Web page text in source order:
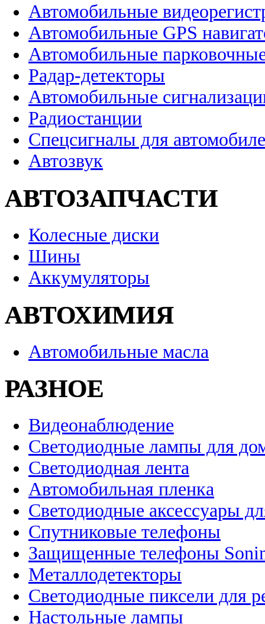
Автомобильные
Автомобильные GPS
Автомобильные
Радар-детекторы
Автомобильные
Радиостанции
Спецсигналы для
Автозвук
АВТОЗАПЧАСТИ
Колесные диски
Шины
Аккумуляторы
АВТОХИМИЯ
Автомобильные масла
РАЗНОЕ
Видеонаблюдение
Светодиодные лампы для
Светодиодная лента
Автомобильная пленка
Светодиодные аксессуары
Спутниковые телефоны
Защищенные телефоны
Металлодетекторы
Светодиодные пиксели для
Настольные лампы